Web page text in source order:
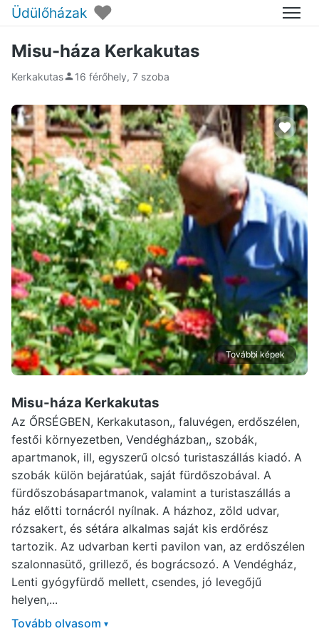
Üdülőházak ♥ Menü
Misu-háza Kerkakutas
Kerkakutas 16 férőhely, 7 szoba
További képek
Misu-háza Kerkakutas
Az ŐRSÉGBEN, Kerkakutason,, faluvégen, erdőszélen,
festői környezetben, Vendégházban,, szobák,
apartmanok, ill, egyszerű olcsó turistaszállás kiadó. A
szobák külön bejáratúak, saját fürdőszobával. A
fürdőszobásapartmanok, valamint a turistaszállás a
ház előtti tornácról nyílnak. A házhoz, zöld udvar,
rózsakert, és sétára alkalmas saját kis erdőrész
tartozik. Az udvarban kerti pavilon van, az erdőszélen
szalonnasütő, grillező, és bográcsozó. A Vendégház,
Lenti gyógyfürdő mellett, csendes, jó levegőjű
helyen,...
Tovább olvasom ▾